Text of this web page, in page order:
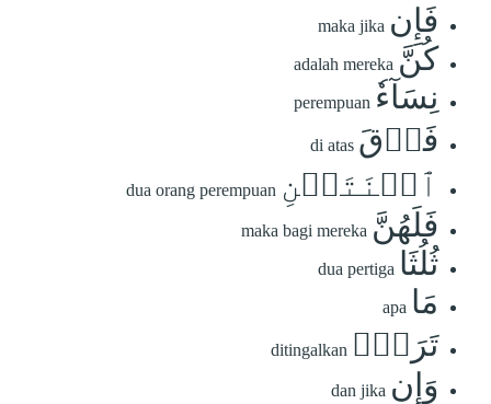
فَإِن maka jika
كُنَّ adalah mereka
نِسَآءٗ perempuan
فَوۡقَ di atas
ٱثۡنَتَيۡنِ dua orang perempuan
فَلَهُنَّ maka bagi mereka
ثُلُثَا dua pertiga
مَا apa
تَرَكَۖ ditingalkan
وَإِن dan jika